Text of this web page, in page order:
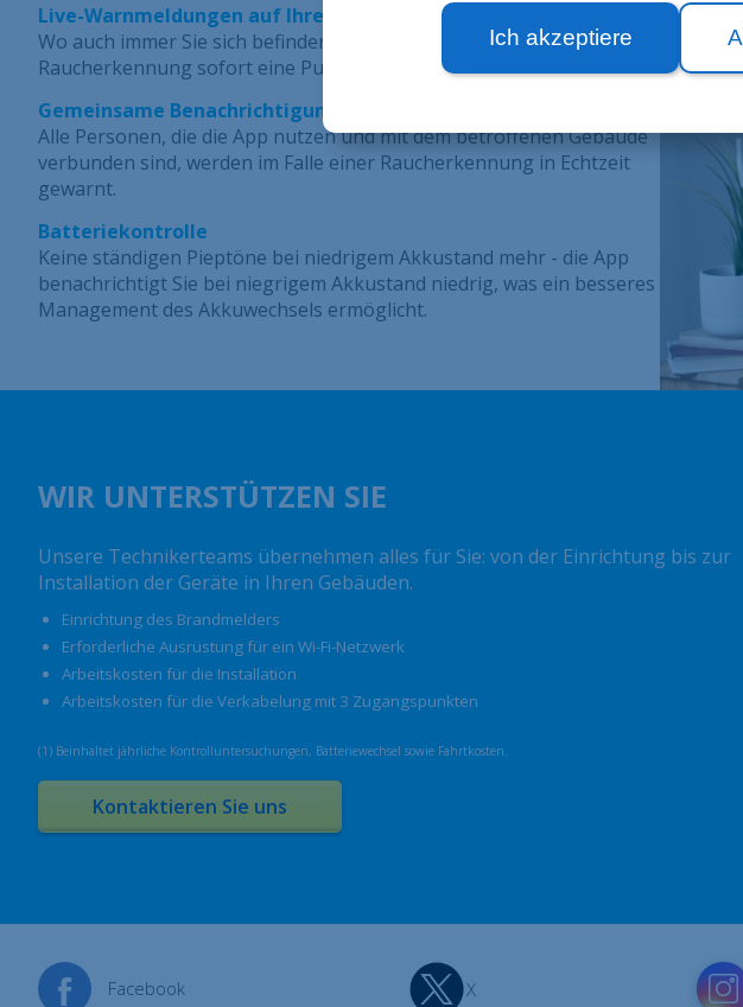
Ich akzeptiere
Live-Warnmeldungen auf Ihrem Smartphone
Wo auch immer Sie sich befinden, Sie erhalten bei einer
Raucherkennung sofort eine Push-Benachrichtigung auf Ihre App.
Gemeinsame Benachrichtigungen
Alle Personen, die die App nutzen und mit dem betroffenen Gebäude
verbunden sind, werden im Falle einer Raucherkennung in Echtzeit
gewarnt.
Batteriekontrolle
Keine ständigen Pieptöne bei niedrigem Akkustand mehr - die App
benachrichtigt Sie bei niegrigem Akkustand niedrig, was ein besseres
Management des Akkuwechsels ermöglicht.
WIR UNTERSTÜTZEN SIE
Unsere Technikerteams übernehmen alles für Sie: von der Einrichtung bis zur
Installation der Geräte in Ihren Gebäuden.
Einrichtung des Brandmelders
Erforderliche Ausrüstung für ein Wi-Fi-Netzwerk
Arbeitskosten für die Installation
Arbeitskosten für die Verkabelung mit 3 Zugangspunkten
(1) Beinhaltet jährliche Kontrolluntersuchungen, Batteriewechsel sowie Fahrtkosten.
Kontaktieren Sie uns
Facebook X